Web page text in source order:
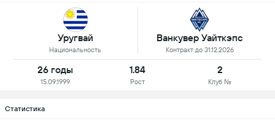
Уругвай
Национальность
Ванкувер Уайткэпс
Контракт до 31.12.2026
26 годы
15.09.1999
1.84
Рост
2
Клуб №
Статистика